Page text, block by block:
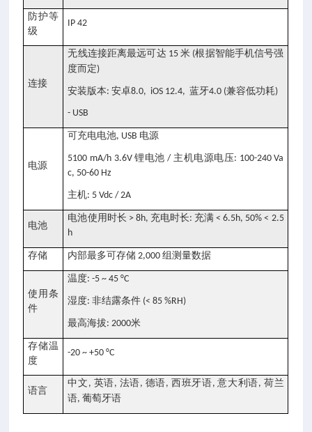
防护等
级
IP 42
连接
无线连接距离最远可达 15米 (根据智能手机信号强
度而定)
安装版本:安卓8.0, iOS 12.4,蓝牙4.0 (兼容低功耗)
- USB
电源
可充电电池, USB 电源
5100 mA/h 3.6V锂电池 / 主机电源电压: 100-240 Va
c, 50-60 Hz
主机: 5 Vdc / 2A
电池
电池使用时长 > 8h, 充电时长: 充满 < 6.5h, 50% < 2.5
h
存储 内部最多可存储 2,000组测量数据
使用条
件
温度: -5 ~ 45 °C
湿度:非结露条件 (< 85 %RH)
最高海拔: 2000米
存储温
度
-20 ~ +50 °C
语言
中文 , 英语, 法语, 德语, 西班牙语,意大利语, 荷兰
语,葡萄牙语